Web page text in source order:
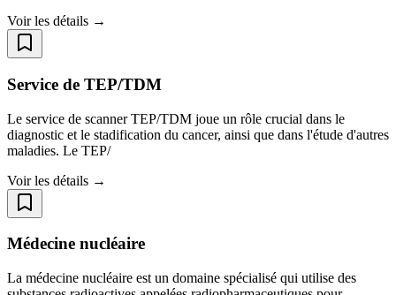
Voir les détails →
Service de TEP/TDM
Le service de scanner TEP/TDM joue un rôle crucial dans le
diagnostic et le stadification du cancer, ainsi que dans l'étude d'autres
maladies. Le TEP/
Voir les détails →
Médecine nucléaire
La médecine nucléaire est un domaine spécialisé qui utilise des